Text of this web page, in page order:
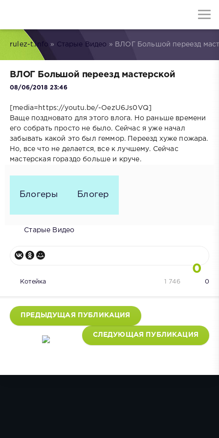
rulez-t.info » Старые Видео » ВЛОГ Большой переезд
ВЛОГ Большой переезд мастерской
08/06/2018 23:46
[media=https://youtu.be/-OezU6Js0VQ]
Ваще поздновато для этого влога. Но раньше времени
его собрать просто не было. Сейчас я уже начал
забывать какой это был геммор. Переезд хуже пожара.
Но, все что не делается, все к лучшему. Сейчас
мастерская гораздо больше и круче.
Блогеры Блогер
Старые Видео
0
Котейка 0
1 746
ПРЕДЫДУЩАЯ ПУБЛИКАЦИЯ
СЛЕДУЮЩАЯ ПУБЛИКАЦИЯ